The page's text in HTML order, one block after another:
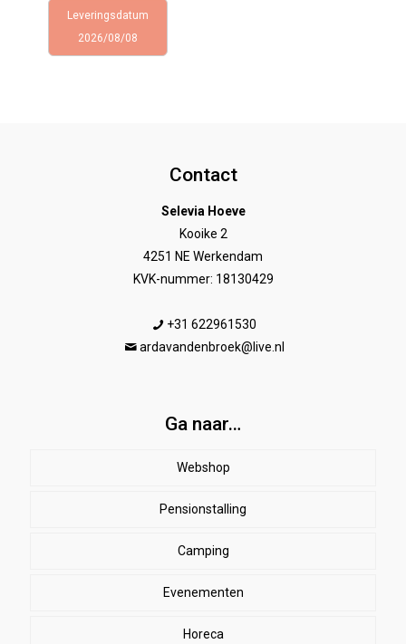
Leveringsdatum
2026/08/08
Contact
Selevia Hoeve
Kooike 2
4251 NE Werkendam
KVK-nummer: 18130429
+31 622961530
ardavandenbroek@live.nl
Ga naar…
Webshop
Paard
Beenbeschermers
EHBO
Dekens
Ruiter
Herenkleding
Dames paardrijkleding
Stal
SALE
Pensionstalling
Camping
Evenementen
Horeca